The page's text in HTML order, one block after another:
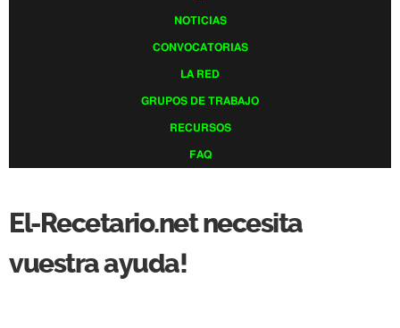
NOTICIAS
CONVOCATORIAS
LA RED
GRUPOS DE TRABAJO
RECURSOS
FAQ
El-Recetario.net necesita
vuestra ayuda!